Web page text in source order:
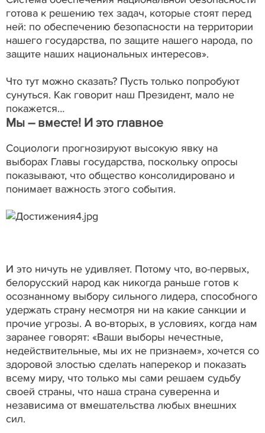
готова к решению тех задач, которые стоят перед
ней: по обеспечению безопасности на территории
нашего государства, по защите нашего народа, по
защите наших национальных интересов».
Что тут можно сказать? Пусть только попробуют
сунуться. Как говорит наш Президент, мало не
покажется…
Мы – вместе! И это главное
Социологи прогнозируют высокую явку на
выборах Главы государства, поскольку опросы
показывают, что общество консолидировано и
понимает важность этого события.
И это ничуть не удивляет. Потому что, во-первых,
белорусский народ как никогда раньше готов к
осознанному выбору сильного лидера, способного
удержать страну несмотря ни на какие санкции и
прочие угрозы. А во-вторых, в условиях, когда нам
заранее говорят: «Ваши выборы нечестные,
недействительные, мы их не признаем», хочется со
здоровой злостью сделать наперекор и показать
всему миру, что только мы сами решаем судьбу
своей страны, что наша страна суверенна и
независима от вмешательства любых внешних
сил.